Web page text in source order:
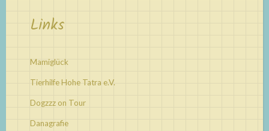
Links
Mamiglück
Tierhilfe Hohe Tatra e.V.
Dogzzz on Tour
Danagrafie